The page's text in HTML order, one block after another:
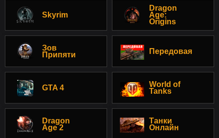
Skyrim
Dragon
Age:
Origins
Зов
Припяти
Передовая
GTA 4
World of
Tanks
Dragon
Age 2
Танки
Онлайн